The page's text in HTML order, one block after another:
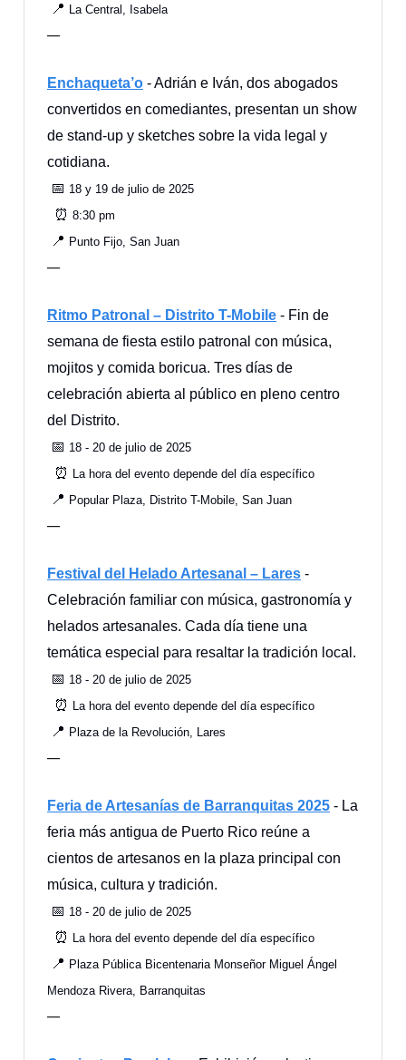
📍 La Central, Isabela
—
Enchaqueta’o - Adrián e Iván, dos abogados
convertidos en comediantes, presentan un show
de stand-up y sketches sobre la vida legal y
cotidiana.
📅 18 y 19 de julio de 2025
⏰ 8:30 pm
📍 Punto Fijo, San Juan
—
Ritmo Patronal – Distrito T-Mobile - Fin de
semana de fiesta estilo patronal con música,
mojitos y comida boricua. Tres días de
celebración abierta al público en pleno centro
del Distrito.
📅 18 - 20 de julio de 2025
⏰ La hora del evento depende del día específico
📍 Popular Plaza, Distrito T-Mobile, San Juan
—
Festival del Helado Artesanal – Lares -
Celebración familiar con música, gastronomía y
helados artesanales. Cada día tiene una
temática especial para resaltar la tradición local.
📅 18 - 20 de julio de 2025
⏰ La hora del evento depende del día específico
📍 Plaza de la Revolución, Lares
—
Feria de Artesanías de Barranquitas 2025 - La
feria más antigua de Puerto Rico reúne a
cientos de artesanos en la plaza principal con
música, cultura y tradición.
📅 18 - 20 de julio de 2025
⏰ La hora del evento depende del día específico
📍 Plaza Pública Bicentenaria Monseñor Miguel Ángel
Mendoza Rivera, Barranquitas
—